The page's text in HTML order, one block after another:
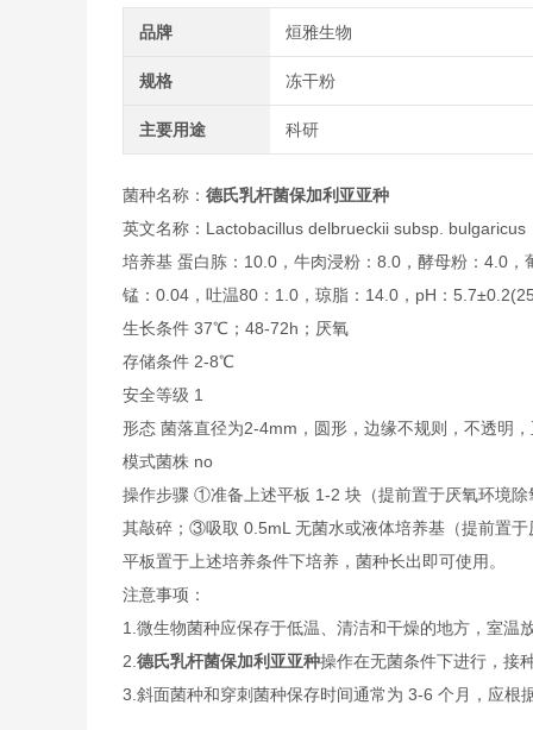
品牌 烜雅生物
规格 冻干粉
主要用途 科研
菌种名称： 德氏乳杆菌保加利亚亚种
英文名称：Lactobacillus delbrueckii subsp. bulgaricus
培养基 蛋白胨：10.0，牛肉浸粉：8.0，酵母粉：4.0
锰：0.04，吐温80：1.0，琼脂：14.0，pH：
生长条件 37℃；48-72h；厌氧
存储条件 2-8℃
安全等级 1
形态 菌落直径为2-4mm，圆形，边缘不规则，不透明
模式菌株 no
操作步骤 ①准备上述平板 1-2 块（提前置于厌氧环境
其敲碎；③吸取 0.5mL 无菌水或液体培养基（提前置
平板置于上述培养条件下培养，菌种长出即可使用。
注意事项：
1.微生物菌种应保存于低温、清洁和干燥的地方，室温
2. 德氏乳杆菌保加利亚亚种操作在无菌条件下进行，接
3.斜面菌种和穿刺菌种保存时间通常为 3-6 个月，应